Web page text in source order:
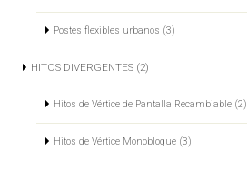
Postes flexibles urbanos (3)
HITOS DIVERGENTES (2)
Hitos de Vértice de Pantalla Recambiable (2)
Hitos de Vértice Monobloque (3)